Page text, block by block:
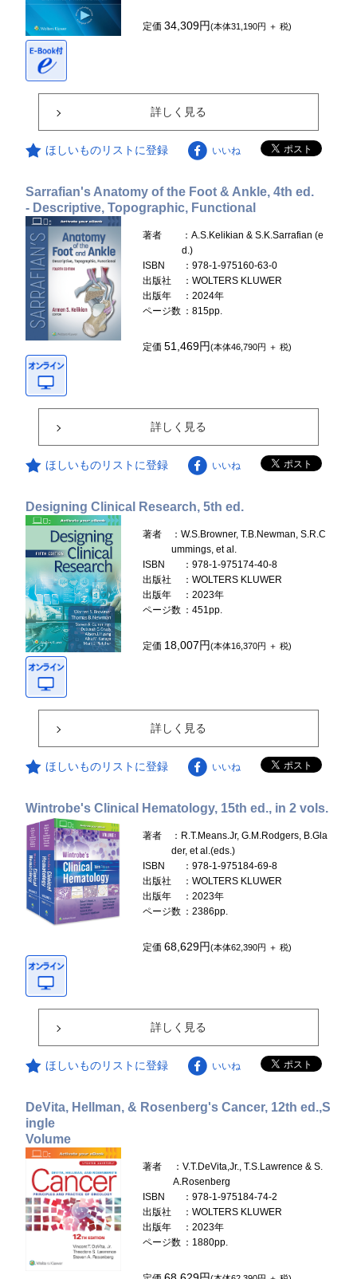
定価34,309円(本体31,190円 ＋ 税)
詳しく見る
ほしいものリストに登録 いいね
Sarrafian's Anatomy of the Foot & Ankle, 4th ed.
- Descriptive, Topographic, Functional
著者
：A.S.Kelikian & S.K.Sarrafian (e
d.)
ISBN
：978-1-975160-63-0
出版社
：WOLTERS KLUWER
出版年
：2024年
ページ数 ：815pp.
定価51,469円(本体46,790円 ＋ 税)
詳しく見る
ほしいものリストに登録 いいね
Designing Clinical Research, 5th ed.
著者
：W.S.Browner, T.B.Newman, S.R.C
ummings, et al.
ISBN
：978-1-975174-40-8
出版社
：WOLTERS KLUWER
出版年
：2023年
ページ数 ：451pp.
定価 18,007円(本体16,370円 ＋ 税)
詳しく見る
ほしいものリストに登録 いいね
Wintrobe's Clinical Hematology, 15th ed., in 2 vols.
著者
：R.T.Means.Jr, G.M.Rodgers, B.Gla
der, et al.(eds.)
ISBN
：978-1-975184-69-8
出版社
：WOLTERS KLUWER
出版年
：2023年
ページ数 ：2386pp.
定価68,629円(本体62,390円 ＋ 税)
詳しく見る
ほしいものリストに登録 いいね
DeVita, Hellman, & Rosenberg's Cancer, 12th ed.,S
ingle
Volume
著者
：V.T.DeVita,Jr., T.S.Lawrence & S.
A.Rosenberg
ISBN
：978-1-975184-74-2
出版社
：WOLTERS KLUWER
出版年
：2023年
ページ数 ：1880pp.